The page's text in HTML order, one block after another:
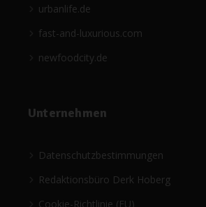
urbanlife.de
fast-and-luxurious.com
newfoodcity.de
Unternehmen
Datenschutzbestimmungen
Redaktionsbüro Derk Hoberg
Cookie-Richtlinie (EU)